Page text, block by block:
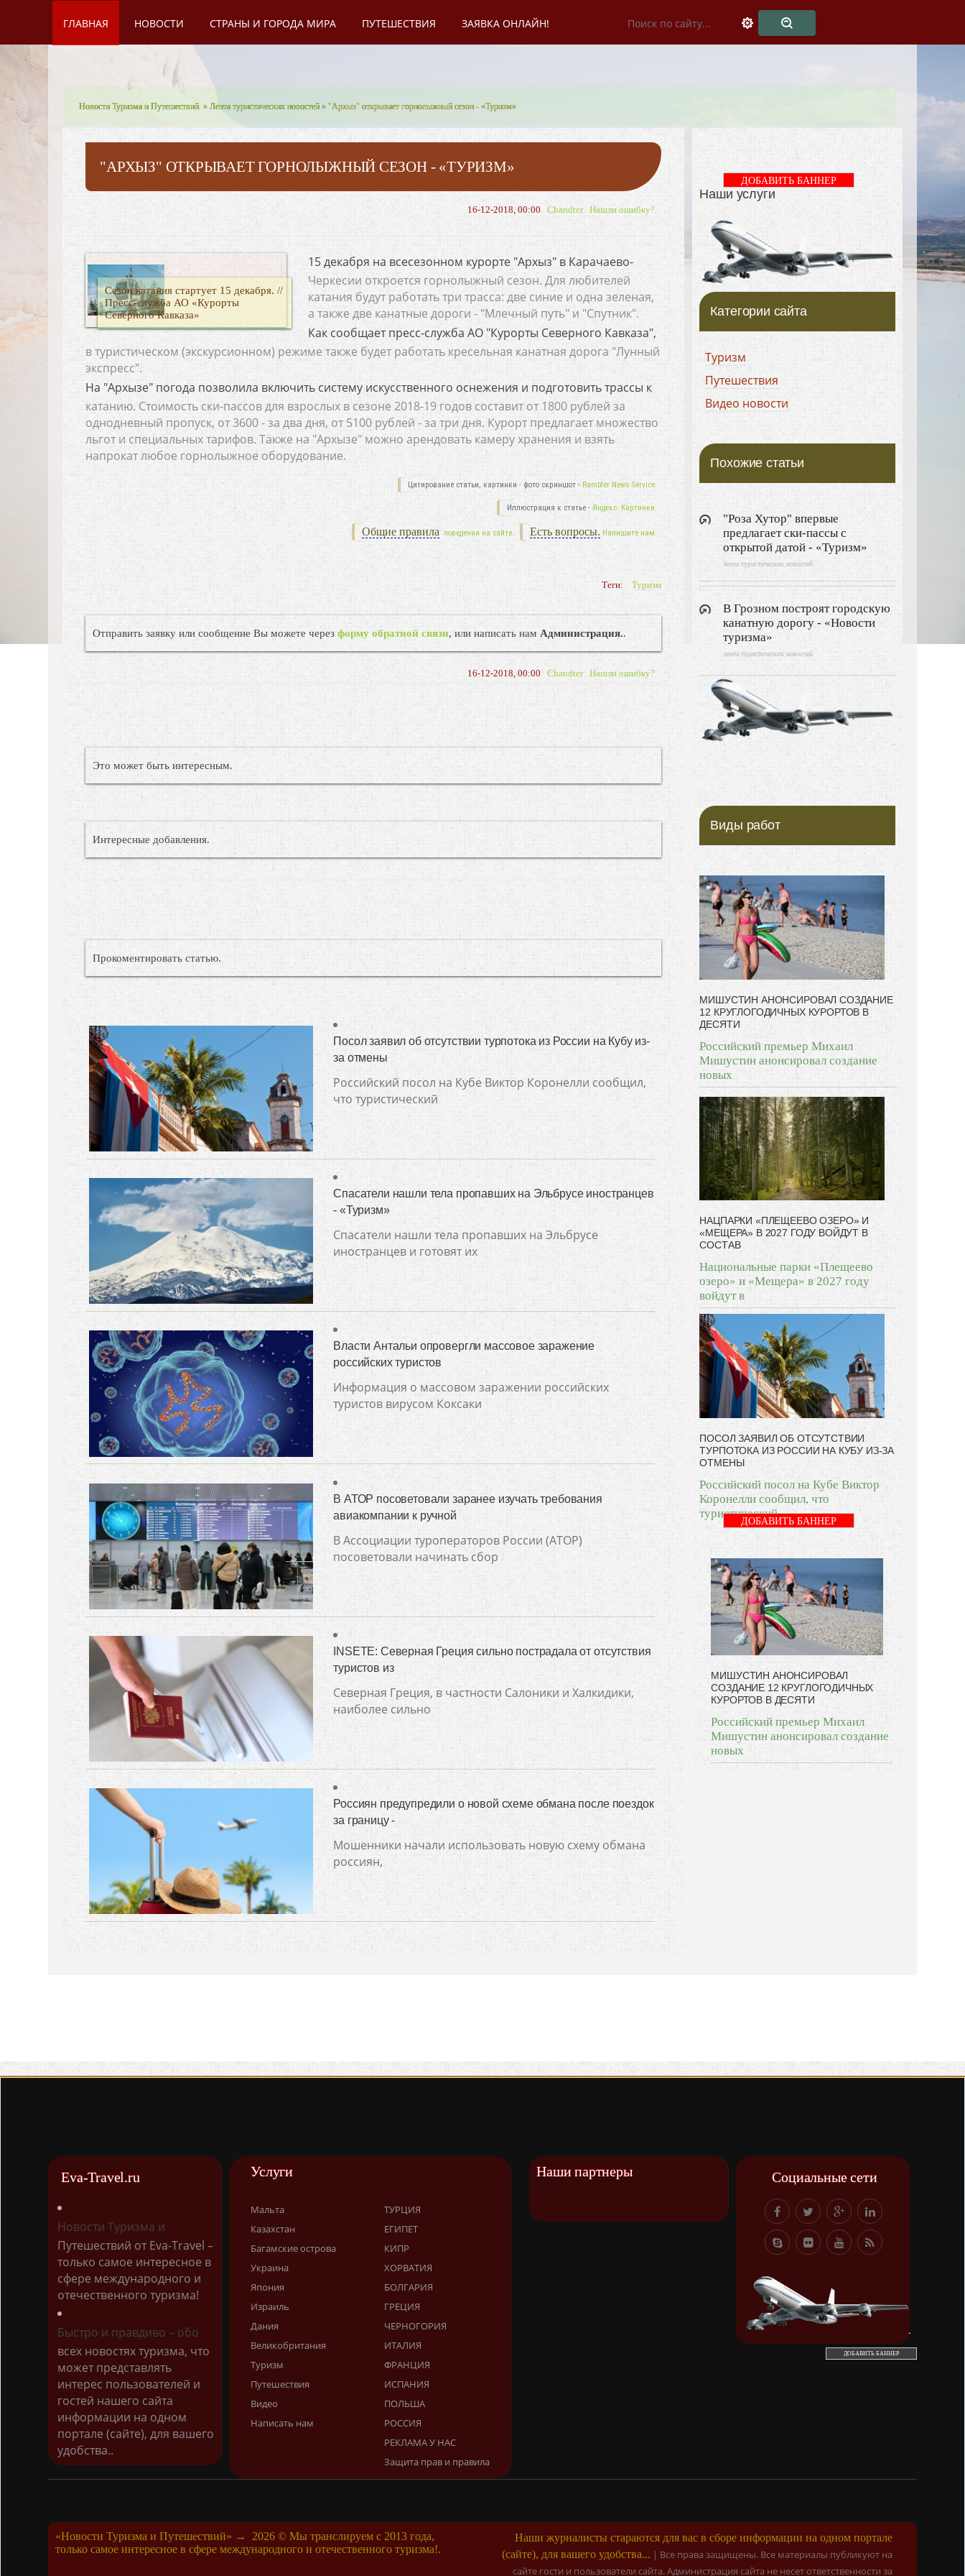
ГЛАВНАЯ НОВОСТИ СТРАНЫ И ГОРОДА МИРА ПУТЕШЕСТВИЯ ЗАЯВКА ОНЛАЙН!
Новости Туризма и Путешествий. »Лента туристических новостей » "Архыз" открывает горнолыжный сезон - «Туризм»
"АРХЫЗ" ОТКРЫВАЕТ ГОРНОЛЫЖНЫЙ СЕЗОН - «ТУРИЗМ»
16-12-2018, 00:00 Chandter Нашли ошибку?
Сезон катания стартует 15 декабря. //
Пресс-служба АО «Курорты
Северного Кавказа»
15 декабря на всесезонном курорте "Архыз" в Карачаево-
Черкесии откроется горнолыжный сезон. Для любителей
катания будут работать три трасса: две синие и одна зеленая,
а также две канатные дороги - "Млечный путь" и "Спутник".
Как сообщает пресс-служба АО "Курорты Северного Кавказа",
в туристическом (экскурсионном) режиме также будет работать кресельная канатная дорога "Лунный
экспресс".
На "Архызе" погода позволила включить систему искусственного оснежения и подготовить трассы к
катанию. Стоимость ски-пассов для взрослых в сезоне 2018-19 годов составит от 1800 рублей за
однодневный пропуск, от 3600 - за два дня, от 5100 рублей - за три дня. Курорт предлагает множество
льгот и специальных тарифов. Также на "Архызе" можно арендовать камеру хранения и взять
напрокат любое горнолыжное оборудование.
Цитирование статьи, картинки - фото скриншот - Rambler News Service.
Иллюстрация к статье - Яндекс. Картинки.
Есть вопросы. Напишите нам.
Общие правила поведения на сайте.
Теги: Туризм
Отправить заявку или сообщение Вы можете черезформу обратной связи, или написать нам Администрация..
16-12-2018, 00:00 Chandter Нашли ошибку?
Это может быть интересным.
Интересные добавления.
Прокоментировать статью.
Посол заявил об отсутствии турпотока из России на Кубу из-
за отмены
Российский посол на Кубе Виктор Коронелли сообщил,
что туристический
Спасатели нашли тела пропавших на Эльбрусе иностранцев
- «Туризм»
Спасатели нашли тела пропавших на Эльбрусе
иностранцев и готовят их
Власти Антальи опровергли массовое заражение
российских туристов
Информация о массовом заражении российских
туристов вирусом Коксаки
В АТОР посоветовали заранее изучать требования
авиакомпании к ручной
В Ассоциации туроператоров России (АТОР)
посоветовали начинать сбор
INSETE: Северная Греция сильно пострадала от отсутствия
туристов из
Северная Греция, в частности Салоники и Халкидики,
наиболее сильно
Россиян предупредили о новой схеме обмана после поездок
за границу -
Мошенники начали использовать новую схему обмана
россиян,
Наши услуги
ДОБАВИТЬ БАННЕР
Категории сайта
Туризм
Путешествия
Видео новости
Похожие статьи
"Роза Хутор" впервые
предлагает ски-пассы с
открытой датой - «Туризм»
лента туристических новостей
В Грозном построят городскую
канатную дорогу - «Новости
туризма»
лента туристических новостей
Виды работ
МИШУСТИН АНОНСИРОВАЛ СОЗДАНИЕ
12 КРУГЛОГОДИЧНЫХ КУРОРТОВ В
ДЕСЯТИ
Российский премьер Михаил
Мишустин анонсировал создание
новых
НАЦПАРКИ «ПЛЕЩЕЕВО ОЗЕРО» И
«МЕЩЕРА» В 2027 ГОДУ ВОЙДУТ В
СОСТАВ
Национальные парки «Плещеево
озеро» и «Мещера» в 2027 году
войдут в
ПОСОЛ ЗАЯВИЛ ОБ ОТСУТСТВИИ
ТУРПОТОКА ИЗ РОССИИ НА КУБУ ИЗ-ЗА
ОТМЕНЫ
Российский посол на Кубе Виктор
Коронелли сообщил, что
туристический
ДОБАВИТЬ БАННЕР
МИШУСТИН АНОНСИРОВАЛ
СОЗДАНИЕ 12 КРУГЛОГОДИЧНЫХ
КУРОРТОВ В ДЕСЯТИ
Российский премьер Михаил
Мишустин анонсировал создание
новых
Eva-Travel.ru
Новости Туризма и
Путешествий от Eva-Travel –
только самое интересное в
сфере международного и
отечественного туризма!
Быстро и правдиво – обо
всех новостях туризма, что
может представлять
интерес пользователей и
гостей нашего сайта
информации на одном
портале (сайте), для вашего
удобства..
Услуги
Мальта
Казахстан
Багамские острова
Украина
Япония
Израиль
Дания
Великобритания
Туризм
Путешествия
Видео
Написать нам
ТУРЦИЯ
ЕГИПЕТ
КИПР
ХОРВАТИЯ
БОЛГАРИЯ
ГРЕЦИЯ
ЧЕРНОГОРИЯ
ИТАЛИЯ
ФРАНЦИЯ
ИСПАНИЯ
ПОЛЬША
РОССИЯ
РЕКЛАМА У НАС
Защита прав и правила
Наши партнеры Социальные сети
ДОБАВИТЬ БАННЕР
«Новости Туризма и Путешествий» → 2026 © Мы транслируем с 2013 года,
только самое интересное в сфере международного и отечественного туризма!.
Наши журналисты стараются для вас в сборе информации на одном портале
(сайте), для вашего удобства... | Все права защищены. Все материалы публикуют на
сайте гости и пользователи сайта. Администрация сайта не несет ответственности за